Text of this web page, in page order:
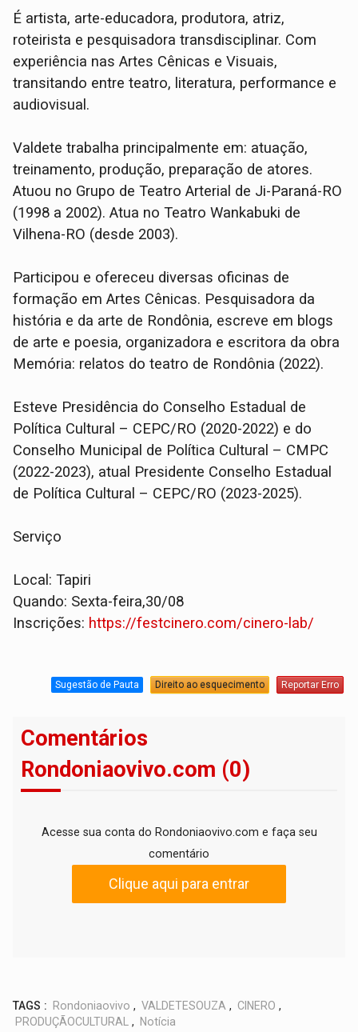
É artista, arte-educadora, produtora, atriz,
roteirista e pesquisadora transdisciplinar. Com
experiência nas Artes Cênicas e Visuais,
transitando entre teatro, literatura, performance e
audiovisual.
Valdete trabalha principalmente em: atuação,
treinamento, produção, preparação de atores.
Atuou no Grupo de Teatro Arterial de Ji-Paraná-RO
(1998 a 2002). Atua no Teatro Wankabuki de
Vilhena-RO (desde 2003).
Participou e ofereceu diversas oficinas de
formação em Artes Cênicas. Pesquisadora da
história e da arte de Rondônia, escreve em blogs
de arte e poesia, organizadora e escritora da obra
Memória: relatos do teatro de Rondônia (2022).
Esteve Presidência do Conselho Estadual de
Política Cultural – CEPC/RO (2020-2022) e do
Conselho Municipal de Política Cultural – CMPC
(2022-2023), atual Presidente Conselho Estadual
de Política Cultural – CEPC/RO (2023-2025).
Serviço
Local: Tapiri
Quando: Sexta-feira,30/08
Inscrições: https://festcinero.com/cinero-lab/
Sugestão de Pauta Direito ao esquecimento Reportar Erro
Comentários
Rondoniaovivo.com (0)
Acesse sua conta do Rondoniaovivo.com e faça seu
comentário
Clique aqui para entrar
TAGS : Rondoniaovivo , VALDETESOUZA , CINERO ,
PRODUÇÃOCULTURAL
, Notícia